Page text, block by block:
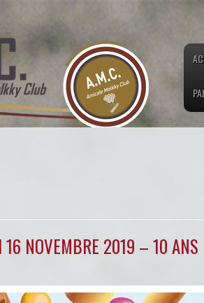
NOVEMBRE 2019 – 10 ANS